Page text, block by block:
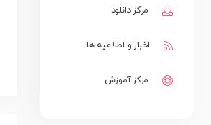
مرکز دانلود
اخبار و اطلاعیه ها
مرکز آموزش